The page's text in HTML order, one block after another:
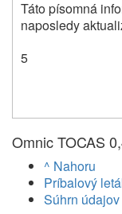
Táto písomná
naposledy
5
Omnic TOCAS
^ Nahoru
Príbalový
Súhrn